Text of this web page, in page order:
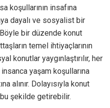
koşullarının insafına
dayalı ve sosyalist bir
bir düzende konut
temel ihtiyaçlarının
konutlar yaygınlaştırılır, her
yaşam koşullarına
alınır. Dolayısıyla konut
şekilde getirebilir.